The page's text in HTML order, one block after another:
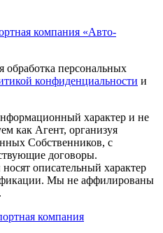
компания «Авто-
обработка персональных
конфиденциальности и
характер и не
как Агент, организуя
Собственников, с
договоры.
описательный характер
Мы не аффилированы